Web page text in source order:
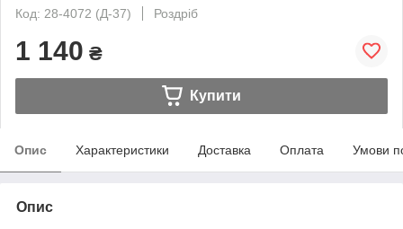
Код: 28-4072 (Д-37)
Роздріб
1 140 ₴
Купити
Опис Характеристики Доставка Оплата Умови
Опис